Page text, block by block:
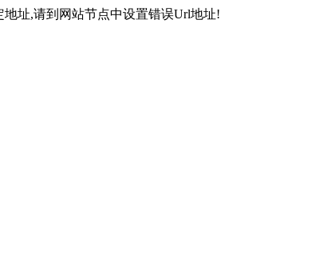
址,请到网站节点中设置错误Url地址!